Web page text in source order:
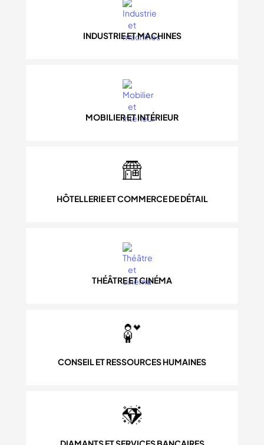
INDUSTRIE ET MACHINES
MOBILIER ET INTÉRIEUR
HÔTELLERIE ET COMMERCE DE DÉTAIL
THÉÂTRE ET CINÉMA
CONSEIL ET RESSOURCES HUMAINES